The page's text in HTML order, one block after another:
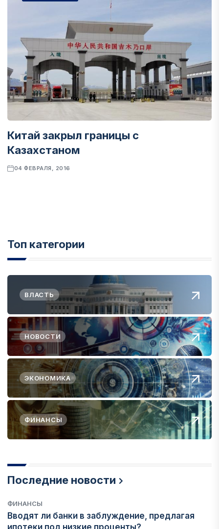
Китай закрыл границы с
Казахстаном
04 ФЕВРАЛЯ, 2016
Топ категории
ВЛАСТЬ
НОВОСТИ
ЭКОНОМИКА
ФИНАНСЫ
Последние новости
ФИНАНСЫ
Вводят ли банки в заблуждение, предлагая
ипотеки под низкие проценты?